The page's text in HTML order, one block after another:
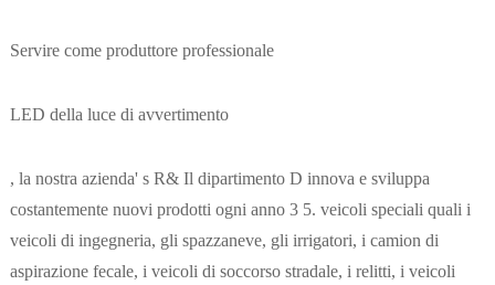
Servire come produttore professionale
LED della luce di avvertimento
, la nostra azienda' s R& Il dipartimento D innova e sviluppa
costantemente nuovi prodotti ogni anno 3 5. veicoli speciali quali i
veicoli di ingegneria, gli spazzaneve, gli irrigatori, i camion di
aspirazione fecale, i veicoli di soccorso stradale, i relitti, i veicoli